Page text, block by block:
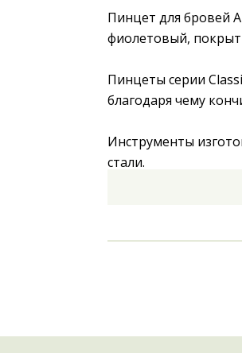
Пинцет для бровей
фиолетовый,
Пинцеты серии
благодаря чему
Инструменты
стали.